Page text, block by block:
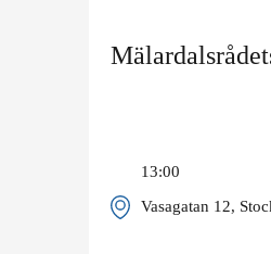
13:00
Vasagatan 12,